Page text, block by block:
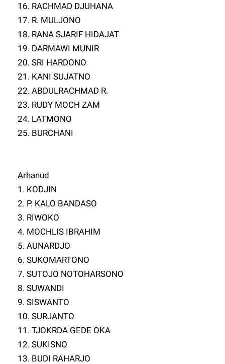
16. RACHMAD DJUHANA
17. R. MULJONO
18. RANA SJARIF HIDAJAT
19. DARMAWI MUNIR
20. SRI HARDONO
21. KANI SUJATNO
22. ABDULRACHMAD R.
23. RUDY MOCH ZAM
24. LATMONO
25. BURCHANI
Arhanud
1. KODJIN
2. P. KALO BANDASO
3. RIWOKO
4. MOCHLIS IBRAHIM
5. AUNARDJO
6. SUKOMARTONO
7. SUTOJO NOTOHARSONO
8. SUWANDI
9. SISWANTO
10. SURJANTO
11. TJOKRDA GEDE OKA
12. SUKISNO
13. BUDI RAHARJO